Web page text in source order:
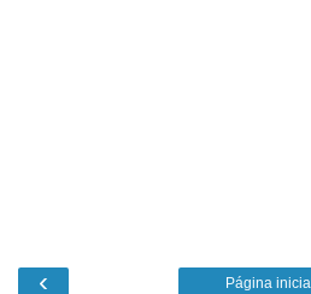
‹ Página